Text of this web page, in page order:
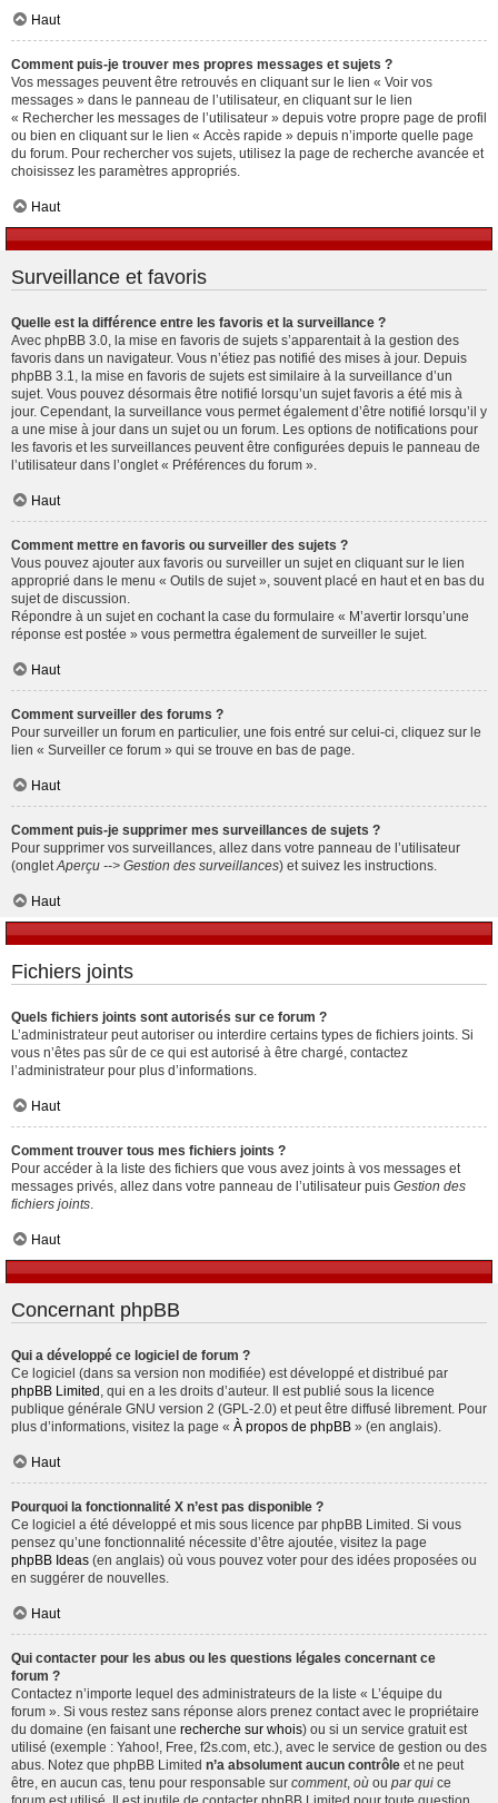
Haut
Comment puis-je trouver mes propres messages et sujets ?
Vos messages peuvent être retrouvés en cliquant sur le lien « Voir vos
messages » dans le panneau de l’utilisateur, en cliquant sur le lien
« Rechercher les messages de l’utilisateur » depuis votre propre page de profil
ou bien en cliquant sur le lien « Accès rapide » depuis n’importe quelle page
du forum. Pour rechercher vos sujets, utilisez la page de recherche avancée et
choisissez les paramètres appropriés.
Haut
Surveillance et favoris
Quelle est la différence entre les favoris et la surveillance ?
Avec phpBB 3.0, la mise en favoris de sujets s’apparentait à la gestion des
favoris dans un navigateur. Vous n’étiez pas notifié des mises à jour. Depuis
phpBB 3.1, la mise en favoris de sujets est similaire à la surveillance d’un
sujet. Vous pouvez désormais être notifié lorsqu’un sujet favoris a été mis à
jour. Cependant, la surveillance vous permet également d’être notifié lorsqu’il y
a une mise à jour dans un sujet ou un forum. Les options de notifications pour
les favoris et les surveillances peuvent être configurées depuis le panneau de
l’utilisateur dans l’onglet « Préférences du forum ».
Haut
Comment mettre en favoris ou surveiller des sujets ?
Vous pouvez ajouter aux favoris ou surveiller un sujet en cliquant sur le lien
approprié dans le menu « Outils de sujet », souvent placé en haut et en bas du
sujet de discussion.
Répondre à un sujet en cochant la case du formulaire « M’avertir lorsqu’une
réponse est postée » vous permettra également de surveiller le sujet.
Haut
Comment surveiller des forums ?
Pour surveiller un forum en particulier, une fois entré sur celui-ci, cliquez sur le
lien « Surveiller ce forum » qui se trouve en bas de page.
Haut
Comment puis-je supprimer mes surveillances de sujets ?
Pour supprimer vos surveillances, allez dans votre panneau de l’utilisateur
(onglet Aperçu --> Gestion des surveillances) et suivez les instructions.
Haut
Fichiers joints
Quels fichiers joints sont autorisés sur ce forum ?
L’administrateur peut autoriser ou interdire certains types de fichiers joints. Si
vous n’êtes pas sûr de ce qui est autorisé à être chargé, contactez
l’administrateur pour plus d’informations.
Haut
Comment trouver tous mes fichiers joints ?
Pour accéder à la liste des fichiers que vous avez joints à vos messages et
messages privés, allez dans votre panneau de l’utilisateur puis Gestion des
fichiers joints
Haut
Concernant phpBB
Qui a développé ce logiciel de forum ?
Ce logiciel (dans sa version non modifiée) est développé et distribué par
phpBB Limited , qui en a les droits d’auteur. Il est publié sous la licence
publique générale GNU version 2 (GPL-2.0) et peut être diffusé librement. Pour
plus d’informations, visitez la page « À propos de phpBB » (en anglais).
Haut
Pourquoi la fonctionnalité X n’est pas disponible ?
Ce logiciel a été développé et mis sous licence par phpBB Limited. Si vous
pensez qu’une fonctionnalité nécessite d’être ajoutée, visitez la page
phpBB Ideas (en anglais) où vous pouvez voter pour des idées proposées ou
en suggérer de nouvelles.
Haut
Qui contacter pour les abus ou les questions légales concernant ce
forum ?
Contactez n’importe lequel des administrateurs de la liste « L’équipe du
forum ». Si vous restez sans réponse alors prenez contact avec le propriétaire
du domaine (en faisant une recherche sur whois) ou si un service gratuit est
utilisé (exemple : Yahoo!, Free, f2s.com, etc.), avec le service de gestion ou des
abus. Notez que phpBB Limited n’a absolument aucun contrôle et ne peut
être, en aucun cas, tenu pour responsable sur comment, où ou par qui ce